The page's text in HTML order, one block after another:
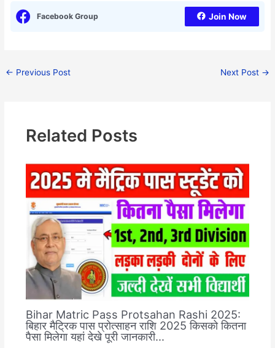
Facebook Group Join Now
← Previous Post Next Post →
Related Posts
Bihar Matric Pass Protsahan Rashi 2025:
बिहार मैट्रिक पास प्रोत्साहन राशि 2025 किसको कितना
पैसा मिलेगा यहां देखे पूरी जानकारी…